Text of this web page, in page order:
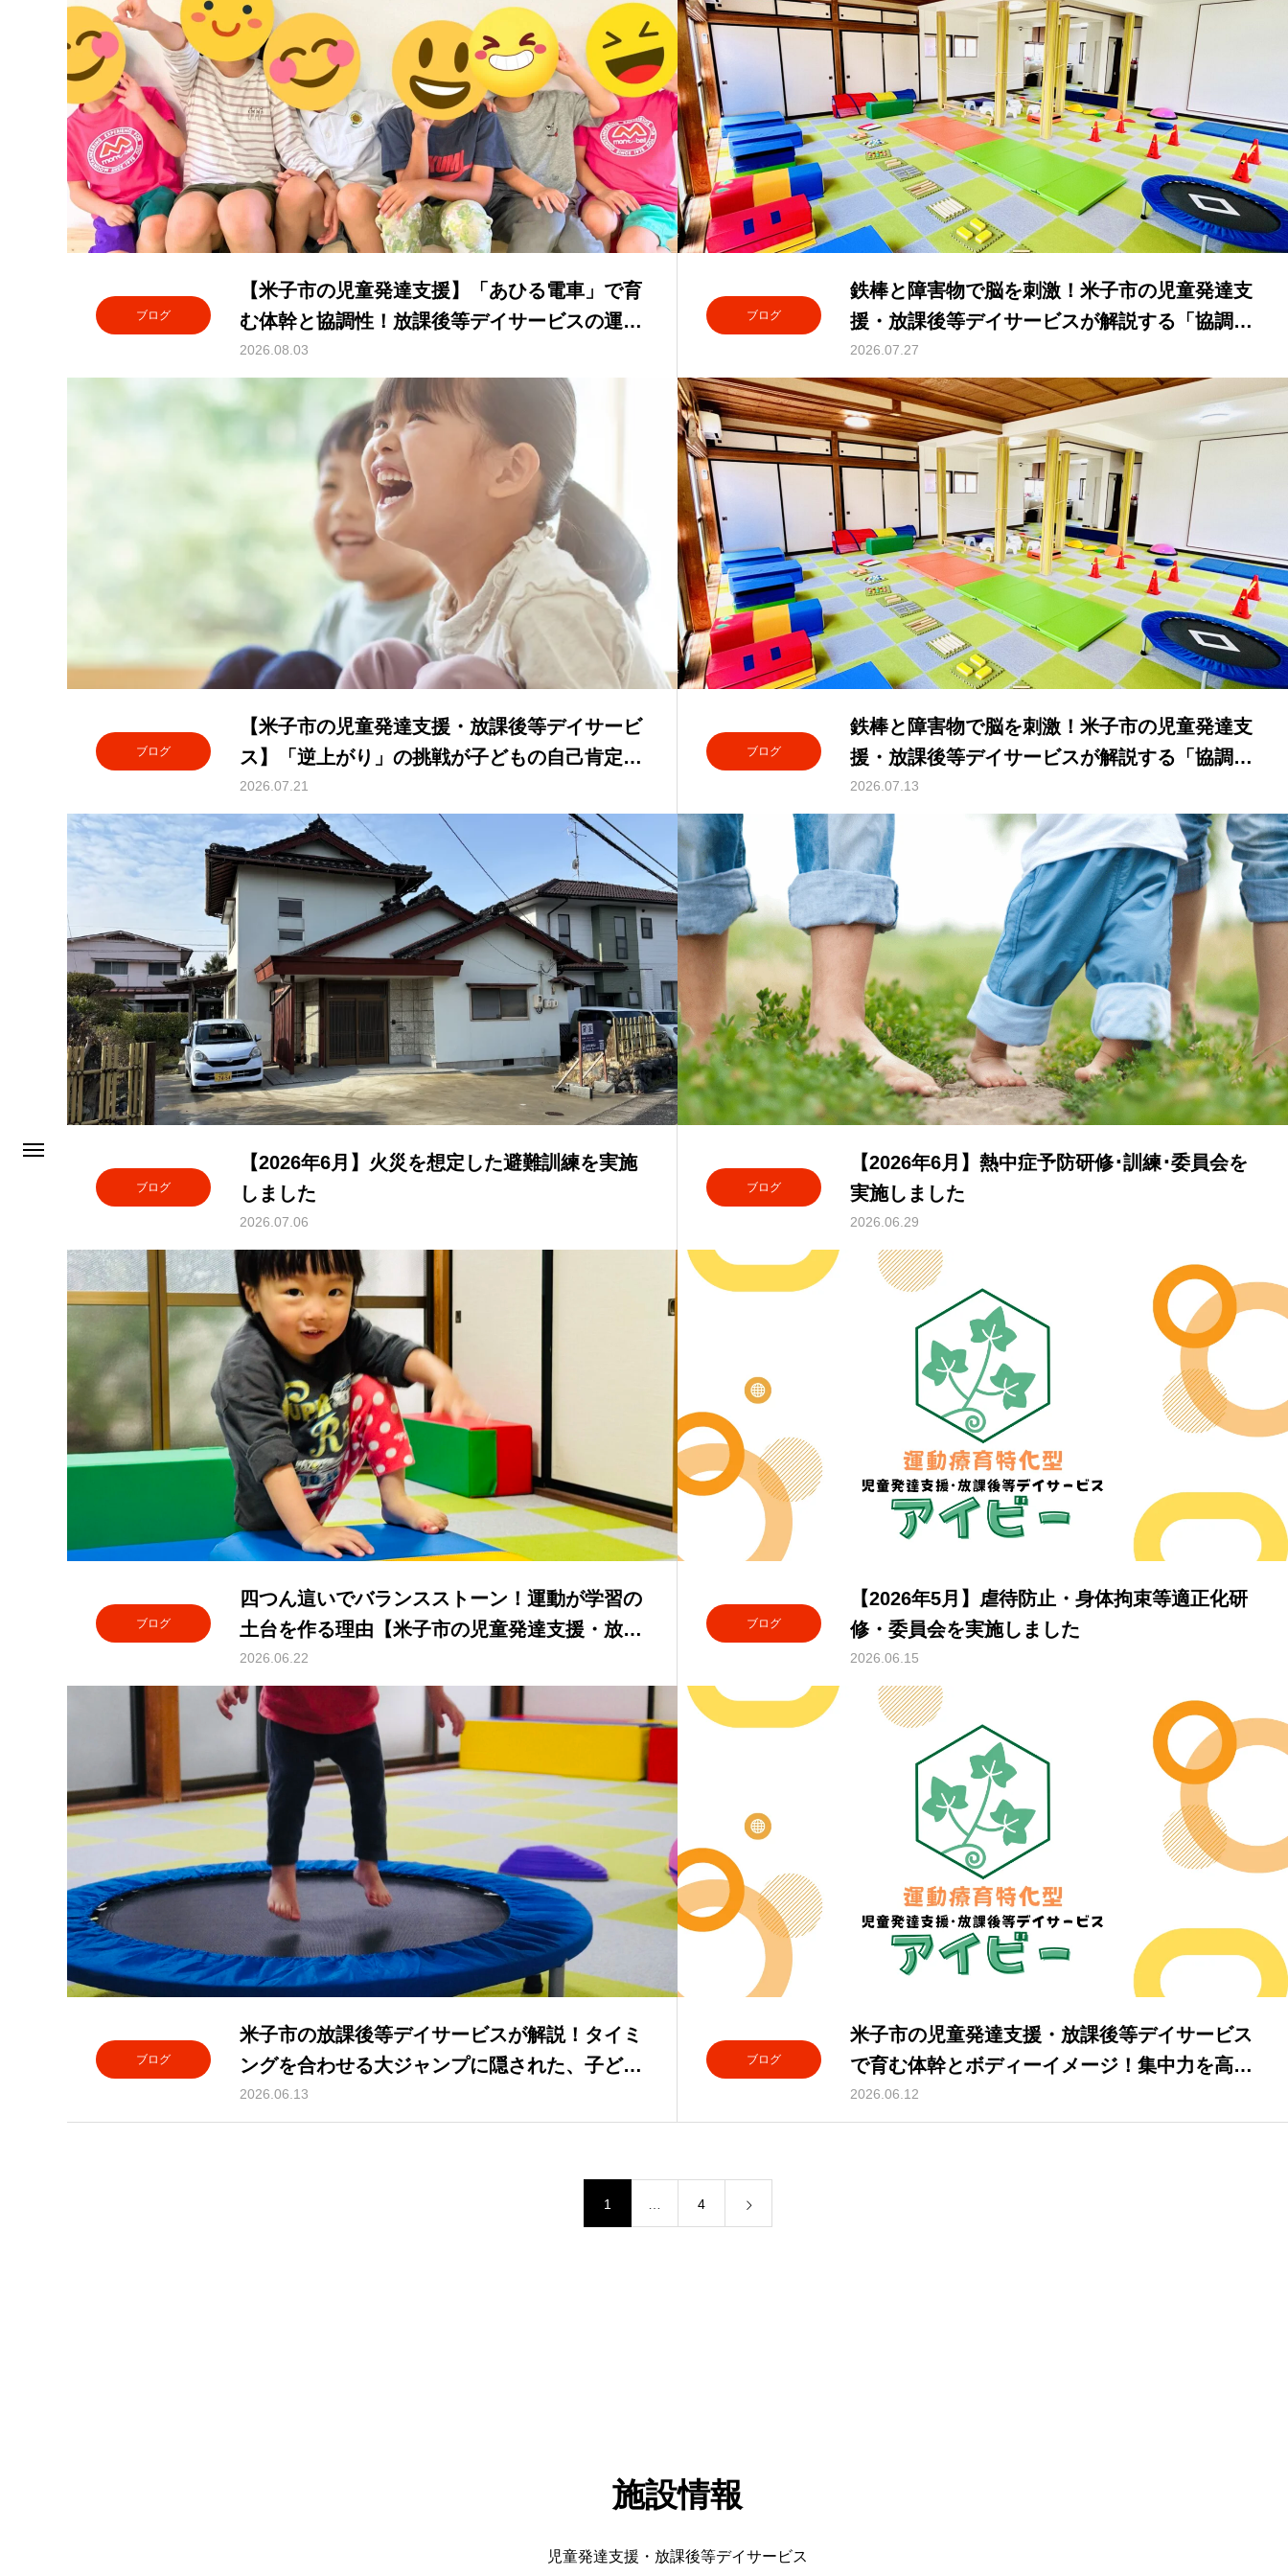
ブログ
【米子市の児童発達支援】「あひる電車」で育
む体幹と協調性！放課後等デイサービスの運動
療育
2026.08.03
ブログ
鉄棒と障害物で脳を刺激！米子市の児童発達支
援・放課後等デイサービスが解説する「協調運
動」と「空間認識能力」の秘密
2026.07.27
ブログ
【米子市の児童発達支援・放課後等デイサービ
ス】「逆上がり」の挑戦が子どもの自己肯定感
を育む理由
2026.07.21
ブログ
鉄棒と障害物で脳を刺激！米子市の児童発達支
援・放課後等デイサービスが解説する「協調運
動」と「空間認識能力」の秘密
2026.07.13
ブログ
【2026年6月】火災を想定した避難訓練を実施
しました
2026.07.06
ブログ
【2026年6月】熱中症予防研修･訓練･委員会を
実施しました
2026.06.29
ブログ
四つん這いでバランスストーン！運動が学習の
土台を作る理由【米子市の児童発達支援・放課
後等デイサービス】
2026.06.22
ブログ
【2026年5月】虐待防止・身体拘束等適正化研
修・委員会を実施しました
2026.06.15
ブログ
米子市の放課後等デイサービスが解説！タイミ
ングを合わせる大ジャンプに隠された、子ども
の脳を育てる児童発達支援の秘密
2026.06.13
ブログ
米子市の児童発達支援・放課後等デイサービス
で育む体幹とボディーイメージ！集中力を高め
る運動療育の秘密
2026.06.12
1 … 4
施設情報
児童発達支援・放課後等デイサービス